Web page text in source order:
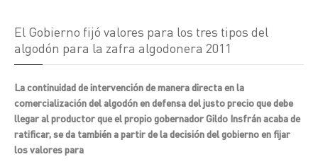
El Gobierno fijó valores para los tres tipos del
algodón para la zafra algodonera 2011
La continuidad de intervención de manera directa en la
comercialización del algodón en defensa del justo precio que debe
llegar al productor que el propio gobernador Gildo Insfrán acaba de
ratificar, se da también a partir de la decisión del gobierno en fijar
los valores para